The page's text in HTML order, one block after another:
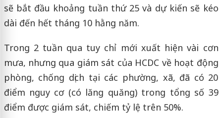
sẽ bắt đầu khoảng tuần thứ 25 và dự kiến sẽ kéo
dài đến hết tháng 10 hằng năm.
Trong 2 tuần qua tuy chỉ mới xuất hiện vài cơn
mưa, nhưng qua giám sát của HCDC về hoạt động
phòng, chống dịch tại các phường, xã, đã có 20
điểm nguy cơ (có lăng quăng) trong tổng số 39
điểm được giám sát, chiếm tỷ lệ trên 50%.